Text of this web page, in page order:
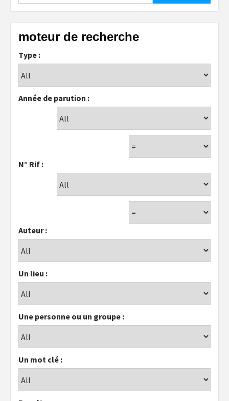
moteur de recherche
Type :
Année de parution :
N° Rif :
Auteur :
Un lieu :
Une personne ou un groupe :
Un mot clé :